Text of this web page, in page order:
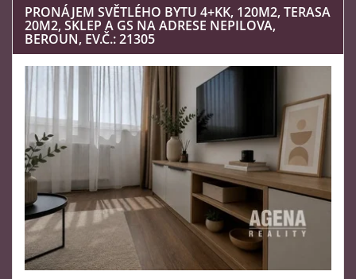
PRONÁJEM SVĚTLÉHO BYTU 4+KK, 120M2, TERASA
20M2, SKLEP A GS NA ADRESE NEPILOVA,
BEROUN, EV.Č.: 21305